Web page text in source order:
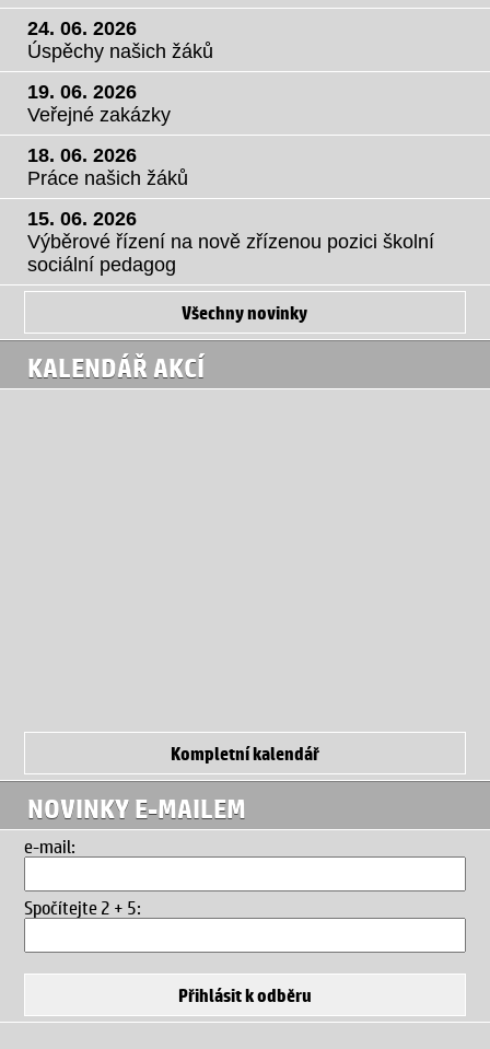
24. 06. 2026
Úspěchy našich žáků
19. 06. 2026
Veřejné zakázky
18. 06. 2026
Práce našich žáků
15. 06. 2026
Výběrové řízení na nově zřízenou pozici školní
sociální pedagog
Všechny novinky
KALENDÁŘ AKCÍ
Kompletní kalendář
NOVINKY E-MAILEM
e-mail:
Spočítejte 2 + 5: